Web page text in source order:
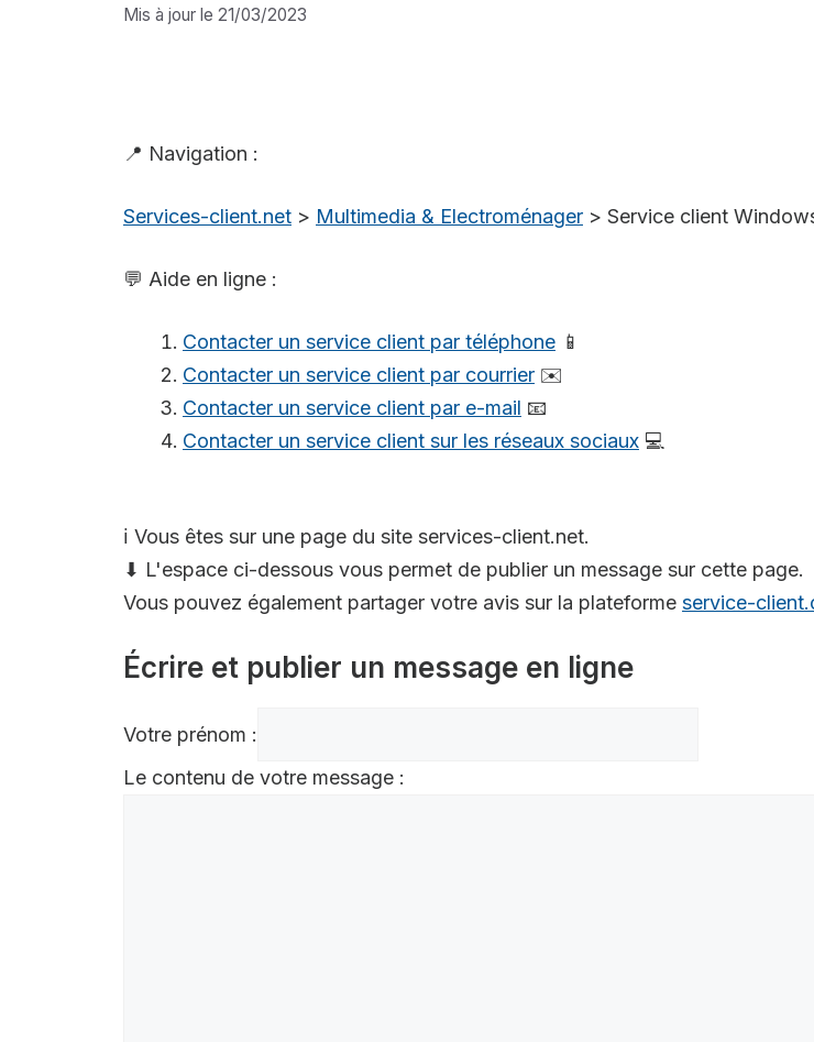
Mis à jour le 21/03/2023
📍 Navigation :
Services-client.net > Multimedia & Electroménager > Service client
💬 Aide en ligne :
Contacter un service client par téléphone 📱
Contacter un service client par courrier ✉️
Contacter un service client par e-mail 📧
Contacter un service client sur les réseaux sociaux 💻
ℹ️ Vous êtes sur une page du site services-client.net.
⬇ L'espace ci-dessous vous permet de publier un message sur cette page.
Vous pouvez également partager votre avis sur la plateforme service-
Écrire et publier un message en ligne
Votre prénom :
Le contenu de votre message :